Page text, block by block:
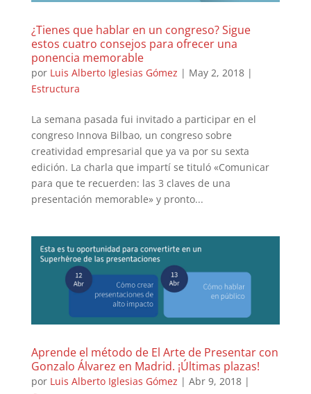
¿Tienes que hablar en un congreso? Sigue
estos cuatro consejos para ofrecer una
ponencia memorable
por Luis Alberto Iglesias Gómez | May 2, 2018|
Estructura
La semana pasada fui invitado a participar en el
congreso Innova Bilbao, un congreso sobre
creatividad empresarial que ya va por su sexta
edición. La charla que impartí se tituló «Comunicar
para que te recuerden: las 3 claves de una
presentación memorable» y pronto...
Aprende el método de El Arte de Presentar con
Gonzalo Álvarez en Madrid. ¡Últimas plazas!
por Luis Alberto Iglesias Gómez | Abr 9, 2018|